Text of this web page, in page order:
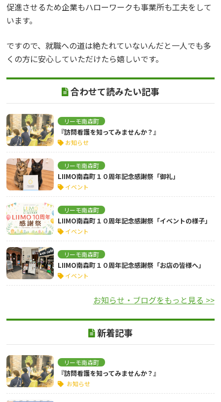
促進させるため企業もハローワークも事業所も工夫をして
います。
ですので、就職への道は絶たれていないんだと一人でも多
くの方に安心していただけたら嬉しいです。
合わせて読みたい記事
リーモ南森町
『訪問看護を知ってみませんか？』
お知らせ
リーモ南森町
LIIMO南森町１０周年記念感謝祭「御礼」
イベント
リーモ南森町
LIIMO南森町１０周年記念感謝祭「イベントの様子」
イベント
リーモ南森町
LIIMO南森町１０周年記念感謝祭「お店の皆様へ」
イベント
お知らせ・ブログをもっと見る >>
新着記事
リーモ南森町
『訪問看護を知ってみませんか？』
お知らせ